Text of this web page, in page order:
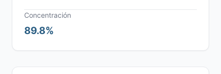
Concentración
89.8%